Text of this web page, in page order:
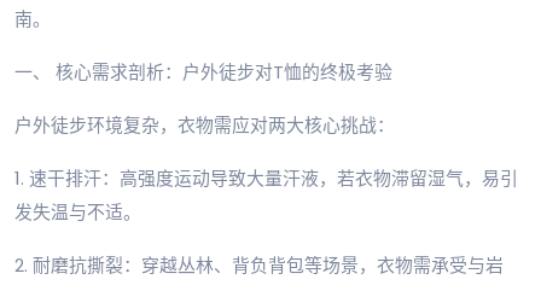
南。
一、 核心需求剖析：户外徒步对T恤的终极考验
户外徒步环境复杂，衣物需应对两大核心挑战：
1. 速干排汗：高强度运动导致大量汗液，若衣物滞留湿气，易引
发失温与不适。
2. 耐磨抗撕裂：穿越丛林、背负背包等场景，衣物需承受与岩